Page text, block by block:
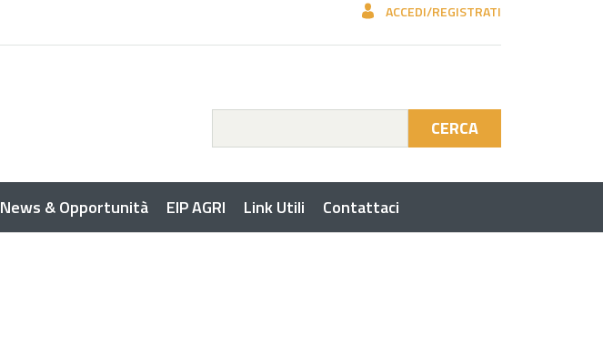
ACCEDI/REGISTRATI
CERCA
News & Opportunità EIP AGRI Link Utili Contattaci